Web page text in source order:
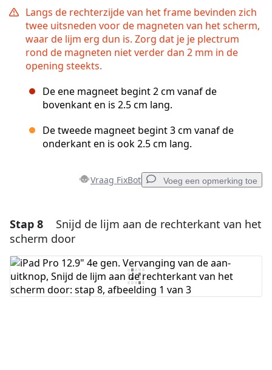
Langs de rechterzijde van het frame bevinden zich
twee uitsneden voor de magneten van het scherm,
waar de lijm erg dun is. Zorg dat je je plectrum
rond de magneten niet verder dan 2 mm in de
opening steekts.
De ene magneet begint 2 cm vanaf de
bovenkant en is 2.5 cm lang.
De tweede magneet begint 3 cm vanaf de
onderkant en is ook 2.5 cm lang.
Vraag FixBot Voeg een opmerking toe
Voeg een opmerking toe
Voeg opmerking toe
Stap 8
Snijd de lijm aan de rechterkant van het
scherm door